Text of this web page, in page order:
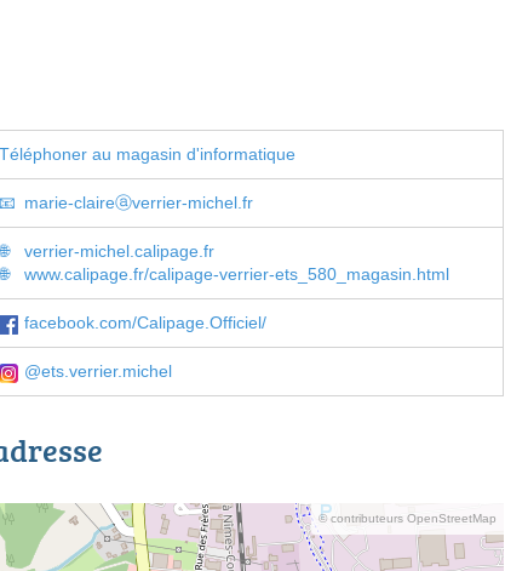
Téléphoner au magasin d'informatique
marie-claireⓐverrier-michel.fr
verrier-michel.calipage.fr
www.calipage.fr/calipage-verrier-ets_580_magasin.html
facebook.com/Calipage.Officiel/
@ets.verrier.michel
© contributeurs OpenStreetMap